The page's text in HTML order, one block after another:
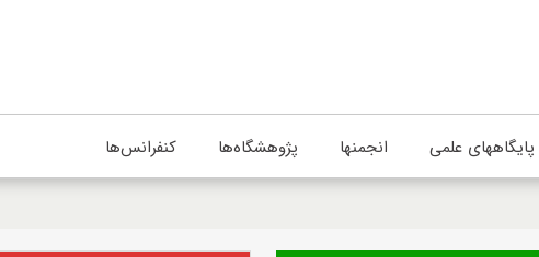
پایگاههای علمی انجمنها پژوهشگاه‌ها کنفرانس‌ها